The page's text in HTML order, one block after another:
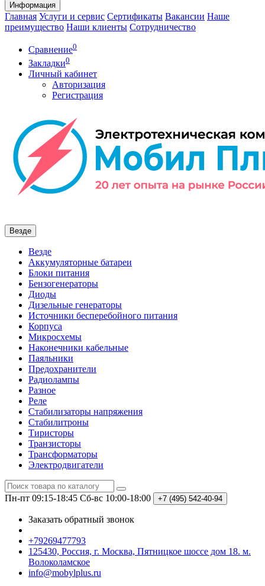
Информация
Главная Услуги и сервис Сертификаты Вакансии Наше
преимущество Наши клиенты Сотрудничество
Сравнение0
Закладки0
Личный кабинет
Авторизация
Регистрация
Везде
Везде
Аккумуляторные батареи
Блоки питания
Бензогенераторы
Диоды
Дизельные генераторы
Источники бесперебойного питания
Корпуса
Микросхемы
Наконечники кабельные
Паяльники
Предохранители
Радиолампы
Разное
Реле
Стабилизаторы напряжения
Стабилитроны
Тиристоры
Транзисторы
Трансформаторы
Электродвигатели
Пн-пт 09:15-18:45 Сб-вс 10:00-18:00 +7 (495) 542-40-94
Заказать обратный звонок
+79269477793
125430, Россия, г. Москва, Пятницкое шоссе дом 18. м.
Волоколамское
info@mobylplus.ru